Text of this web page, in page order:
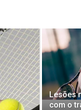
Lesões
com o